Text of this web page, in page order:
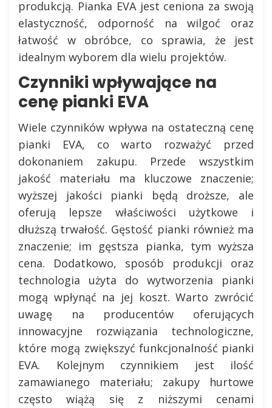
produkcją. Pianka EVA jest ceniona za swoją
elastyczność, odporność na wilgoć oraz
łatwość w obróbce, co sprawia, że jest
idealnym wyborem dla wielu projektów.
Czynniki wpływające na
cenę pianki EVA
Wiele czynników wpływa na ostateczną cenę
pianki EVA, co warto rozważyć przed
dokonaniem zakupu. Przede wszystkim
jakość materiału ma kluczowe znaczenie;
wyższej jakości pianki będą droższe, ale
oferują lepsze właściwości użytkowe i
dłuższą trwałość. Gęstość pianki również ma
znaczenie; im gęstsza pianka, tym wyższa
cena. Dodatkowo, sposób produkcji oraz
technologia użyta do wytworzenia pianki
mogą wpłynąć na jej koszt. Warto zwrócić
uwagę na producentów oferujących
innowacyjne rozwiązania technologiczne,
które mogą zwiększyć funkcjonalność pianki
EVA. Kolejnym czynnikiem jest ilość
zamawianego materiału; zakupy hurtowe
często wiążą się z niższymi cenami